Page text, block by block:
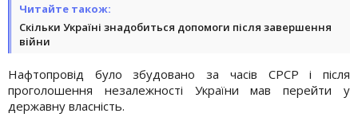
Читайте також:
Скільки Україні знадобиться допомоги після завершення
війни
Нафтопровід було збудовано за часів СРСР і після
проголошення незалежності України мав перейти у
державну власність.